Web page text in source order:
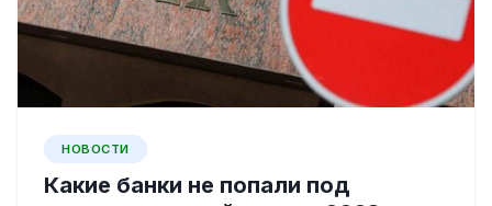
НОВОСТИ
Какие банки не попали под